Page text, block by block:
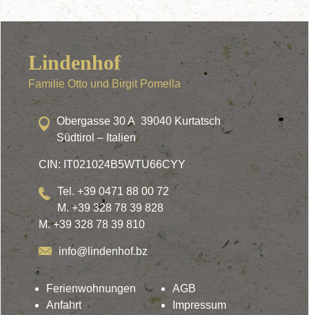
Lindenhof
Familie Otto und Birgit Pomella
Obergasse 30 A 39040 Kurtatsch
Südtirol – Italien
CIN: IT021024B5WTU66CYY
Tel. +39 0471 88 00 72
M. +39 328 78 39 828
M. +39 328 78 39 810
info@lindenhof.bz
Ferienwohnungen
Anfahrt
AGB
Impressum